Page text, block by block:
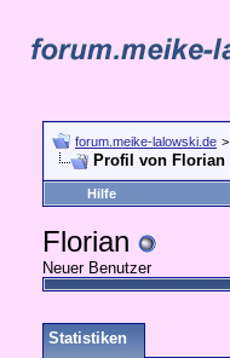
forum.meike-lalowski.de >
Profil von Florian
Hilfe
Florian
Neuer Benutzer
Statistiken